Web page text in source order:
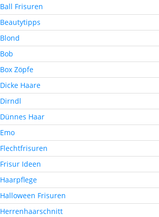
Ball Frisuren
Beautytipps
Blond
Bob
Box Zöpfe
Dicke Haare
Dirndl
Dünnes Haar
Emo
Flechtfrisuren
Frisur Ideen
Haarpflege
Halloween Frisuren
Herrenhaarschnitt